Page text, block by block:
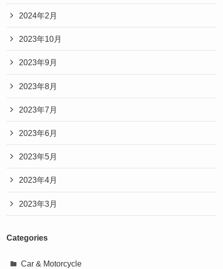
2024年2月
2023年10月
2023年9月
2023年8月
2023年7月
2023年6月
2023年5月
2023年4月
2023年3月
Categories
Car & Motorcycle